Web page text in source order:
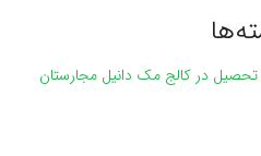
تحصیل در کالج مک دانیل مجارستان